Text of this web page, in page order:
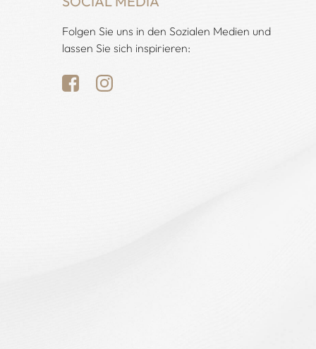
Folgen Sie uns in den Sozialen Medien und
lassen Sie sich inspirieren: